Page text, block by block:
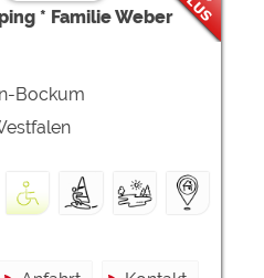
* Familie Weber
Bockum